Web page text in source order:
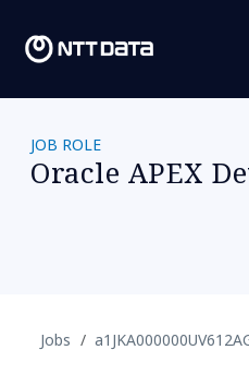
JOB ROLE
Oracle APEX
Jobs